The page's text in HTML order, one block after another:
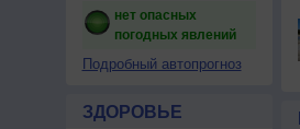
нет опасных
погодных явлений
Подробный автопрогноз
ЗДОРОВЬЕ